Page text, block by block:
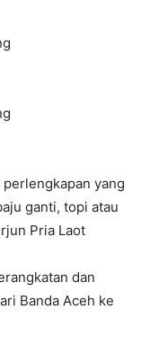
yang
ganti, topi atau
Pria Laot
dan
Banda Aceh ke